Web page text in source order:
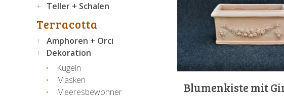
Teller + Schalen
Terracotta
Amphoren + Orci
Dekoration
Kugeln
Masken
Meeresbewohner
Blumenkiste mit